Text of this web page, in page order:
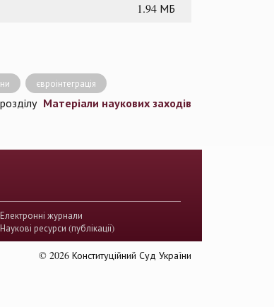
1.94 МБ
євроінтеграція
Матеріали наукових заходів
Електронні журнали
Наукові ресурси (публікації)
© 2026 Конституційний Суд України